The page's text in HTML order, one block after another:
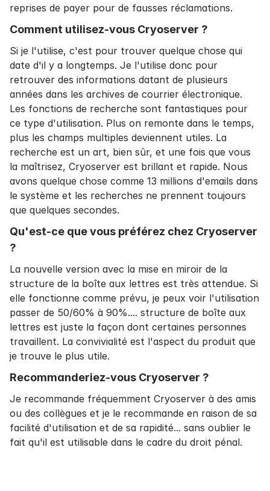
reprises de payer pour de fausses réclamations.
Comment utilisez-vous Cryoserver ?
Si je l'utilise, c'est pour trouver quelque chose qui
date d'il y a longtemps. Je l'utilise donc pour
retrouver des informations datant de plusieurs
années dans les archives de courrier électronique.
Les fonctions de recherche sont fantastiques pour
ce type d'utilisation. Plus on remonte dans le temps,
plus les champs multiples deviennent utiles. La
recherche est un art, bien sûr, et une fois que vous
la maîtrisez, Cryoserver est brillant et rapide. Nous
avons quelque chose comme 13 millions d'emails dans
le système et les recherches ne prennent toujours
que quelques secondes.
Qu'est-ce que vous préférez chez Cryoserver
?
La nouvelle version avec la mise en miroir de la
structure de la boîte aux lettres est très attendue. Si
elle fonctionne comme prévu, je peux voir l'utilisation
passer de 50/60% à 90%.... structure de boîte aux
lettres est juste la façon dont certaines personnes
travaillent. La convivialité est l'aspect du produit que
je trouve le plus utile.
Recommanderiez-vous Cryoserver ?
Je recommande fréquemment Cryoserver à des amis
ou des collègues et je le recommande en raison de sa
facilité d'utilisation et de sa rapidité... sans oublier le
fait qu'il est utilisable dans le cadre du droit pénal.